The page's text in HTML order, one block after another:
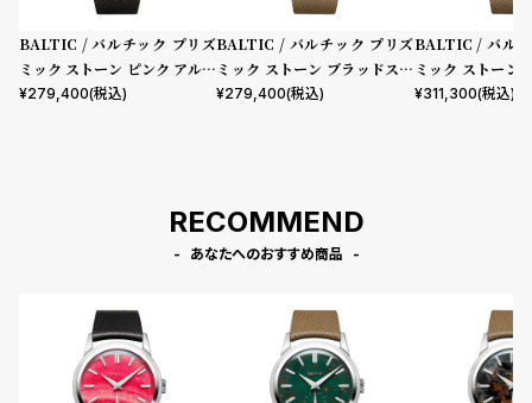
BALTIC / バルチック プリズ
ミック ストーン ピンク アルバ
イト シグネチャー カーブド ブ
¥279,400(税込)
BALTIC / バルチック プリズ
ミック ストーン ブラッドスト
ーン シグネチャー カーブド キ
¥279,400(税込)
BALTIC / バル
ミック ストーン
ト シグネチャー
¥311,300(税込)
RECOMMEND
あなたへのおすすめ商品